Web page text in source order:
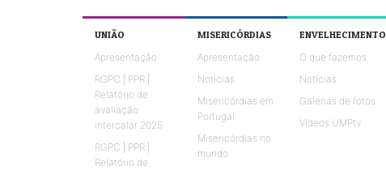
UNIÃO
Apresentação
RGPC | PPR |
Relatório de
avaliação
intercalar 2025
RGPC | PPR |
Relatório de
MISERICÓRDIAS
Apresentação
Notícias
Misericórdias em
Portugal
Misericórdias no
mundo
ENVELHECIMENTO
O que fazemos
Notícias
Galerias de fotos
Vídeos UMPtv